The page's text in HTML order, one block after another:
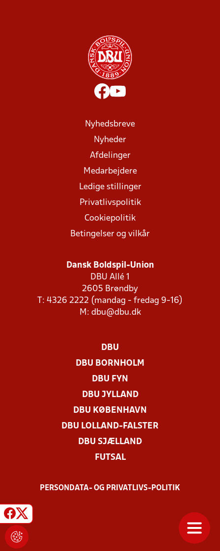
Nyhedsbreve
Nyheder
Afdelinger
Medarbejdere
Ledige stillinger
Privatlivspolitik
Cookiepolitik
Betingelser og vilkår
Dansk Boldspil-Union
DBU Allé 1
2605 Brøndby
T: 4326 2222 (mandag - fredag 9-16)
M: dbu@dbu.dk
DBU
DBU BORNHOLM
DBU FYN
DBU JYLLAND
DBU KØBENHAVN
DBU LOLLAND-FALSTER
DBU SJÆLLAND
FUTSAL
PERSONDATA- OG PRIVATLIVS-POLITIK